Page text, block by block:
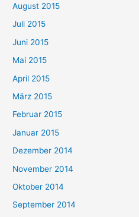
August 2015
Juli 2015
Juni 2015
Mai 2015
April 2015
März 2015
Februar 2015
Januar 2015
Dezember 2014
November 2014
Oktober 2014
September 2014